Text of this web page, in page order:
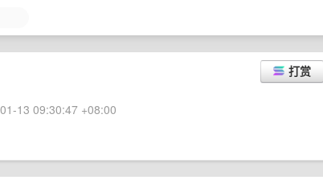
打赏
13 09:30:47 +08:00